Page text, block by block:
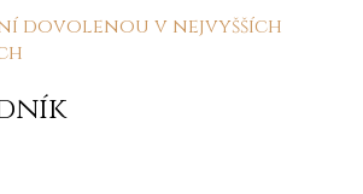
dovolenou v nejvyšších